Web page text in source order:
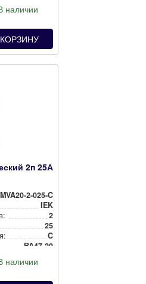
наличии
2п 25А
MVA20-2-025-C
IEK
2
25
C
ВА47-29
наличии